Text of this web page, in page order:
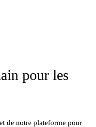
pour les
de notre plateforme pour